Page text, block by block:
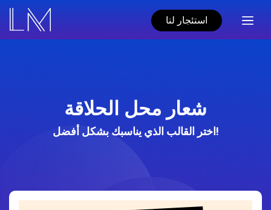
استئجار لنا
شعار محل الحلاقة
اختر القالب الذي يناسبك بشكل أفضل!